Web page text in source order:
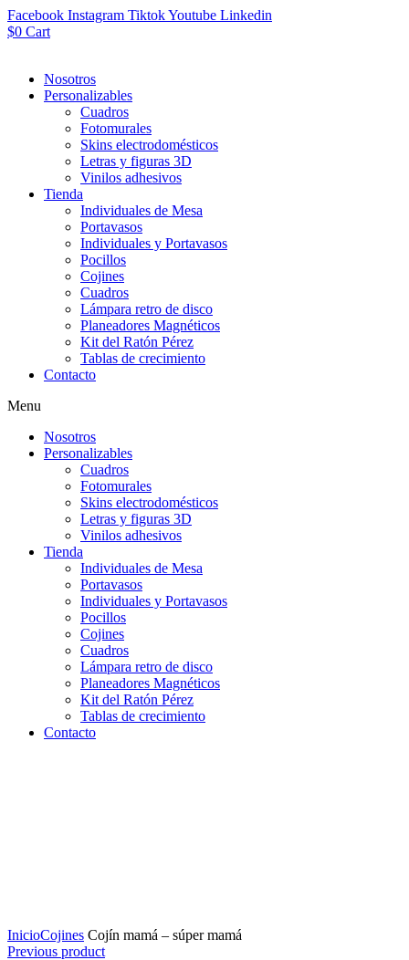
Facebook Instagram TiktokYoutube Linkedin
$0 Cart
Nosotros
Personalizables
Cuadros
Fotomurales
Skins electrodomésticos
Letras y figuras 3D
Vinilos adhesivos
Tienda
Individuales de Mesa
Portavasos
Individuales y Portavasos
Pocillos
Cojines
Cuadros
Lámpara retro de disco
Planeadores Magnéticos
Kit del Ratón Pérez
Tablas de crecimiento
Contacto
Menu
Nosotros
Personalizables
Cuadros
Fotomurales
Skins electrodomésticos
Letras y figuras 3D
Vinilos adhesivos
Tienda
Individuales de Mesa
Portavasos
Individuales y Portavasos
Pocillos
Cojines
Cuadros
Lámpara retro de disco
Planeadores Magnéticos
Kit del Ratón Pérez
Tablas de crecimiento
Contacto
InicioCojines Cojín mamá – súper mamá
Previous product